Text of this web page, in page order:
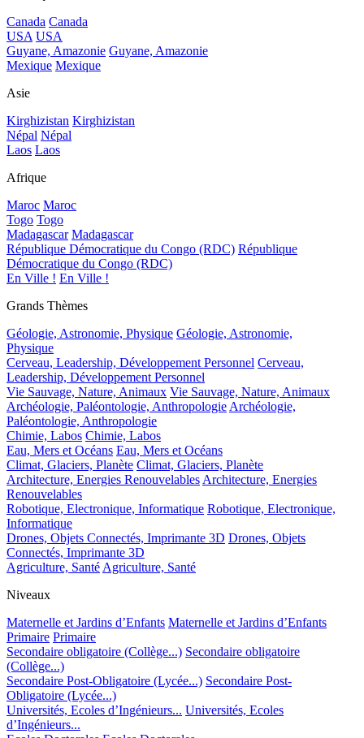
Canada Canada
USA USA
Guyane, Amazonie Guyane, Amazonie
Mexique Mexique
Asie
Kirghizistan Kirghizistan
Népal Népal
Laos Laos
Afrique
Maroc Maroc
Togo Togo
Madagascar Madagascar
République Démocratique du Congo (RDC) République
Démocratique du Congo (RDC)
En Ville ! En Ville !
Grands Thèmes
Géologie, Astronomie, Physique Géologie, Astronomie,
Physique
Cerveau, Leadership, Développement Personnel Cerveau,
Leadership, Développement Personnel
Vie Sauvage, Nature, Animaux Vie Sauvage, Nature, Animaux
Archéologie, Paléontologie, AnthropologieArchéologie,
Paléontologie, Anthropologie
Chimie, Labos Chimie, Labos
Eau, Mers et Océans Eau, Mers et Océans
Climat, Glaciers, Planète Climat, Glaciers, Planète
Architecture, Energies RenouvelablesArchitecture, Energies
Renouvelables
Robotique, Electronique, Informatique Robotique, Electronique,
Informatique
Drones, Objets Connectés, Imprimante 3D Drones, Objets
Connectés, Imprimante 3D
Agriculture, SantéAgriculture, Santé
Niveaux
Maternelle et Jardins d’Enfants Maternelle et Jardins d’Enfants
Primaire Primaire
Secondaire obligatoire (Collège...) Secondaire obligatoire
(Collège...)
Secondaire Post-Obligatoire (Lycée...) Secondaire Post-
Obligatoire (Lycée...)
Universités, Ecoles d’Ingénieurs... Universités, Ecoles
d’Ingénieurs...